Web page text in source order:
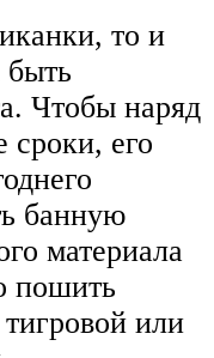
то и
Чтобы наряд
сроки, его
банную
материала
пошить
или